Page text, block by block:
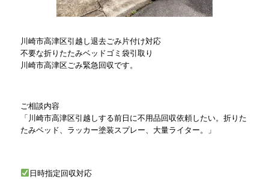
川崎市高津区引越し退去ごみ片付け対応
不要な折りたたみベッドゴミ袋引取り
川崎市高津区ごみ緊急回収です。
ご相談内容
「川崎市高津区引越しする前日に不用品回収依頼したい。折りた
たみベッド、ラッカー塗装スプレー、大量ライター。」
日時指定回収対応